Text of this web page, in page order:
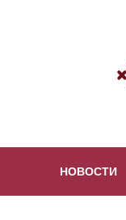
НОВОСТИ